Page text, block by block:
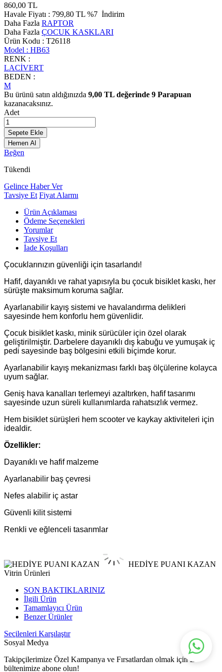
860,00 TL
Havale Fiyatı : 799,80 TL %7 İndirim
Daha Fazla RAPTOR
Daha Fazla ÇOCUK KASKLARI
Ürün Kodu : T26118
Model : HB63
RENK :
LACİVERT
BEDEN :
M
Bu ürünü satın aldığınızda 9,00 TL değerinde 9 Parapuan
kazanacaksınız.
Adet
Sepete Ekle
Hemen Al
Beğen
Tükendi
Gelince Haber Ver
Tavsiye Et Fiyat Alarmı
Ürün Açıklaması
Ödeme Seçenekleri
Yorumlar
Tavsiye Et
İade Koşulları
Çocuklarınızın güvenliği için tasarlandı!
Hafif, dayanıklı ve rahat yapısıyla bu çocuk bisiklet kaskı, her
sürüşte maksimum koruma sağlar.
Ayarlanabilir kayış sistemi ve havalandırma delikleri
sayesinde hem konforlu hem güvenlidir.
Çocuk bisiklet kaskı, minik sürücüler için özel olarak
geliştirilmiştir. Darbelere dayanıklı dış kabuğu ve yumuşak iç
pedi sayesinde baş bölgesini etkili biçimde korur.
Ayarlanabilir kayış mekanizması farklı baş ölçülerine kolayca
uyum sağlar.
Geniş hava kanalları terlemeyi azaltırken, hafif tasarımı
sayesinde uzun süreli kullanımlarda rahatsızlık vermez.
Hem bisiklet sürüşleri hem scooter ve kaykay aktiviteleri için
idealdir.
Özellikler:
Dayanıklı ve hafif malzeme
Ayarlanabilir baş çevresi
Nefes alabilir iç astar
Güvenli kilit sistemi
Renkli ve eğlenceli tasarımlar
HEDİYE PUANI KAZAN
Vitrin Ürünleri
SON BAKTIKLARINIZ
İlgili Ürün
Tamamlayıcı Ürün
Benzer Ürünler
Seçilenleri Karşılaştır
Sosyal Medya
Takipçilerimize Özel Kampanya ve Fırsatlardan olmak için E-
bültenimize abone olun!